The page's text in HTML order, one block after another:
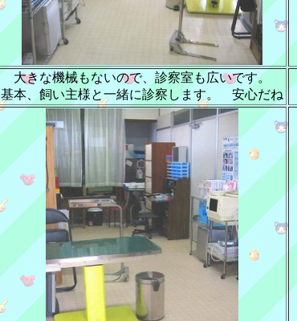
大きな機械もないので、診察室も広いです。
基本、飼い主様と一緒に診察します。 安心だね